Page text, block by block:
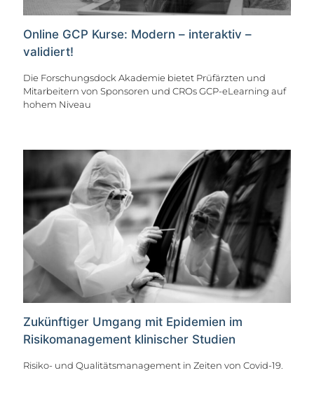
Online GCP Kurse: Modern – interaktiv –
validiert!
Die Forschungsdock Akademie bietet Prüfärzten und
Mitarbeitern von Sponsoren und CROs GCP-eLearning auf
hohem Niveau
Zukünftiger Umgang mit Epidemien im
Risikomanagement klinischer Studien
Risiko- und Qualitätsmanagement in Zeiten von Covid-19.